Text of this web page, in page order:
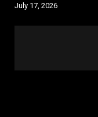
July 17, 2026